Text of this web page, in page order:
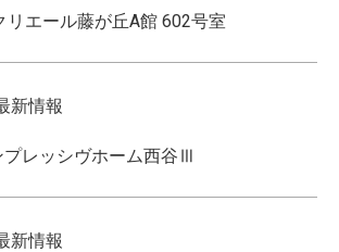
リエール藤が丘A館 602号室
新情報
プレッシヴホーム西谷Ⅲ
新情報